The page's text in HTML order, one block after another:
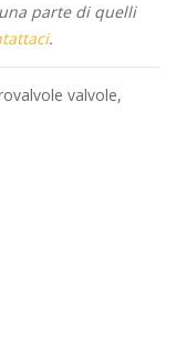
parte di quelli
.
valvole,